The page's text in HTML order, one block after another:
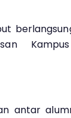
antar